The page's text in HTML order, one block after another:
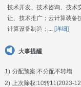
技术开发、技术咨询、技术
让、技术推广；云计算装备
计算设备制造；... [详细]
大事提醒
1) 分配预案:不分配不转增
2) 上次除权:10转11(2023-